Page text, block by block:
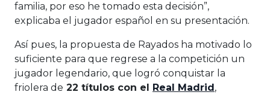
familia, por eso he tomado esta decisión”,
explicaba el jugador español en su presentación.
Así pues, la propuesta de Rayados ha motivado lo
suficiente para que regrese a la competición un
jugador legendario, que logró conquistar la
friolera de 22 títulos con el Real Madrid ,